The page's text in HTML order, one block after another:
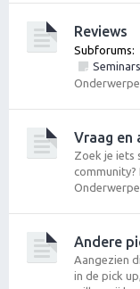
Reviews
Subforums:
Seminars over vrouwen en/of
Vraag en
Zoek je iets
community?
Andere
Aangezien
in de pick